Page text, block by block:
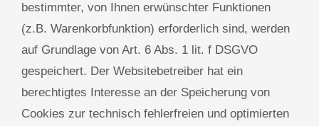
bestimmter, von Ihnen erwünschter Funktionen
(z.B. Warenkorbfunktion) erforderlich sind, werden
auf Grundlage von Art. 6 Abs. 1 lit. f DSGVO
gespeichert. Der Websitebetreiber hat ein
berechtigtes Interesse an der Speicherung von
Cookies zur technisch fehlerfreien und optimierten